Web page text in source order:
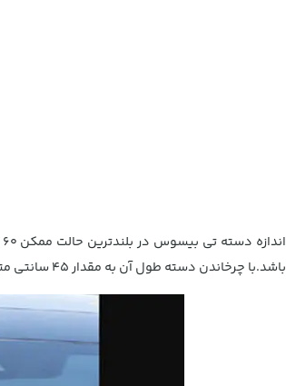
باشد.با چرخاندن دسته طول آن به مقدار 45 سانتی متر نیز کاهش پیدا می‌کند که می‌توان برای شست و شوی سطوح کم ارتفاعتر از آن بهره برد.